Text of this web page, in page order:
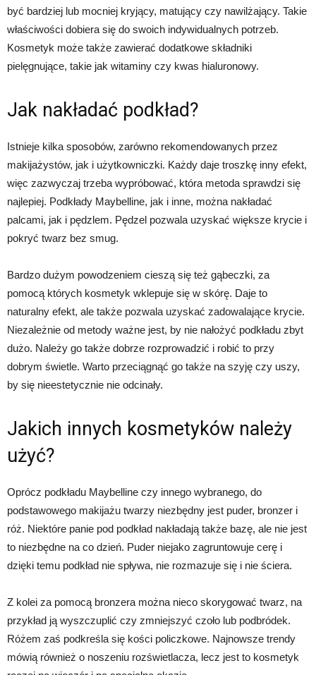
być bardziej lub mocniej kryjący, matujący czy nawilżający. Takie
właściwości dobiera się do swoich indywidualnych potrzeb.
Kosmetyk może także zawierać dodatkowe składniki
pielęgnujące, takie jak witaminy czy kwas hialuronowy.
Jak nakładać podkład?
Istnieje kilka sposobów, zarówno rekomendowanych przez
makijażystów, jak i użytkowniczki. Każdy daje troszkę inny efekt,
więc zazwyczaj trzeba wypróbować, która metoda sprawdzi się
najlepiej. Podkłady Maybelline, jak i inne, można nakładać
palcami, jak i pędzlem. Pędzel pozwala uzyskać większe krycie i
pokryć twarz bez smug.
Bardzo dużym powodzeniem cieszą się też gąbeczki, za
pomocą których kosmetyk wklepuje się w skórę. Daje to
naturalny efekt, ale także pozwala uzyskać zadowalające krycie.
Niezależnie od metody ważne jest, by nie nałożyć podkładu zbyt
dużo. Należy go także dobrze rozprowadzić i robić to przy
dobrym świetle. Warto przeciągnąć go także na szyję czy uszy,
by się nieestetycznie nie odcinały.
Jakich innych kosmetyków należy
użyć?
Oprócz podkładu Maybelline czy innego wybranego, do
podstawowego makijażu twarzy niezbędny jest puder, bronzer i
róż. Niektóre panie pod podkład nakładają także bazę, ale nie jest
to niezbędne na co dzień. Puder niejako zagruntowuje cerę i
dzięki temu podkład nie spływa, nie rozmazuje się i nie ściera.
Z kolei za pomocą bronzera można nieco skorygować twarz, na
przykład ją wyszczuplić czy zmniejszyć czoło lub podbródek.
Różem zaś podkreśla się kości policzkowe. Najnowsze trendy
mówią również o noszeniu rozświetlacza, lecz jest to kosmetyk